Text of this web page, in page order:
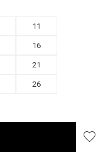
11
16
21
26